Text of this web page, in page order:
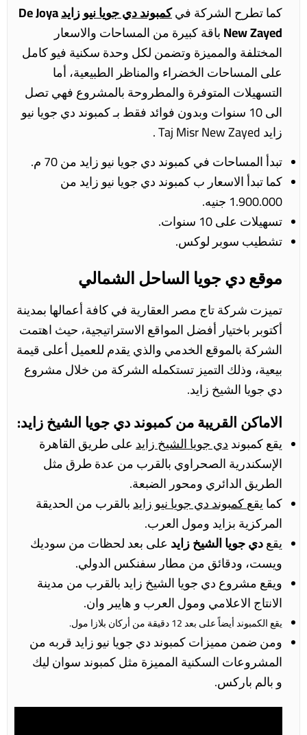
كما تطرح الشركة فيكمبوند دي جويا نيو زايدDe Joya
New Zayedباقة كبيرة من المساحات والاسعار
المختلفة والمميزة وتضمن لكل وحدة سكنية فيو كامل
على المساحات الخضراء والمناظر الطبيعية، أما
التسهيلات المتوفرة والمطروحة بالمشروع فهي تصل
الى 10 سنوات وبدون فوائد فقط بـ كمبوند دي جويا نيو
زايد Taj Misr New Zayed .
تبدأ المساحات في كمبوند دي جويا نيو زايد من 70 م.
كما تبدأ الاسعار ب كمبوند دي جويا نيو زايد من
1.900.000 جنيه.
تسهيلات على 10 سنوات.
تشطيب سوبر لوكس.
موقع دي جويا الساحل الشمالي
تميزت شركة تاج مصر العقارية في كافة أعمالها بمدينة
أكتوبر باختيار أفضل المواقع الاستراتيجية، حيث اهتمت
الشركة بالموقع الخدمي والذي يقدم للعميل أعلى قيمة
بيعية، وذلك التميز تستكمله الشركة من خلال مشروع
دي جويا الشيخ زايد.
الاماكن القريبة من كمبوند دي جويا الشيخ زايد:
يقع كمبونددي جويا الشيخ زايدعلى طريق القاهرة
الإسكندرية الصحراويبالقرب من عدة طرق مثل
الطريق الدائري ومحور الضبعة.
كما يقعكمبوند دي جويا نيو زايدبالقرب من الحديقة
المركزية بزايد ومول العرب.
يقعدي جويا الشيخ زايد على بعد لحظات من سوديك
ويست، ودقائق من مطار سفنكس الدولي.
ويقع مشروع دي جويا الشيخ زايد بالقرب من مدينة
الانتاج الاعلامي ومول العرب و هايبر وان.
يقع الكمبوند أيضاً على بعد 12 دقيقة من أركان بلازا مول.
ومن ضمن مميزات كمبوند دي جويا نيو زايد قربه من
المشروعات السكنية المميزة مثل كمبوند سوان ليك
و بالم باركس.